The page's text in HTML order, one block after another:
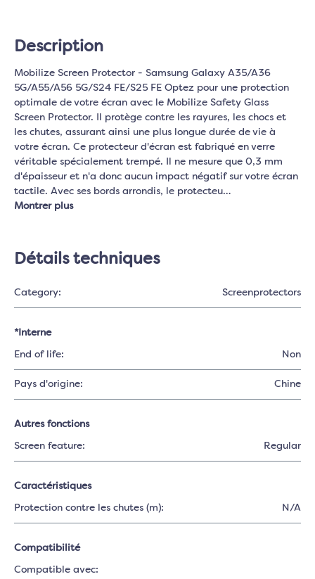
Description
Mobilize Screen Protector - Samsung Galaxy A35/A36
5G/A55/A56 5G/S24 FE/S25 FE Optez pour une protection
optimale de votre écran avec le Mobilize Safety Glass
Screen Protector. Il protège contre les rayures, les chocs et
les chutes, assurant ainsi une plus longue durée de vie à
votre écran. Ce protecteur d'écran est fabriqué en verre
véritable spécialement trempé. Il ne mesure que 0,3 mm
d'épaisseur et n'a donc aucun impact négatif sur votre écran
tactile. Avec ses bords arrondis, le protecteu…
Montrer plus
Détails techniques
Category: Screenprotectors
*Interne
End of life: Non
Pays d'origine: Chine
Autres fonctions
Screen feature: Regular
Caractéristiques
Protection contre les chutes (m): N/A
Compatibilité
Compatible avec: